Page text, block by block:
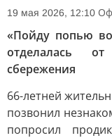
19 мая 2026, 12:10
«Пойду попью
отделалась
сбережения
66-летней
позвонил
попросил